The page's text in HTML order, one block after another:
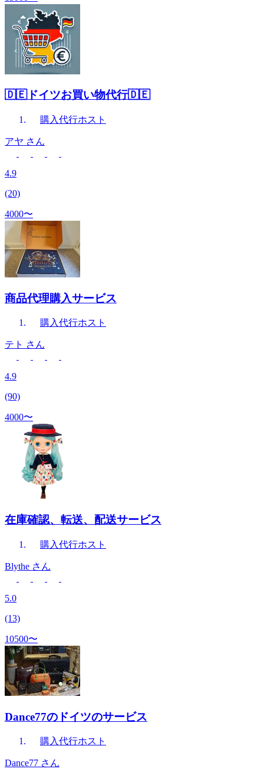
🇩🇪ドイツお買い物代行🇩🇪
購入代行ホスト
アヤ さん
4.9
(20)
4000〜
商品代理購入サービス
購入代行ホスト
テト さん
4.9
(90)
4000〜
在庫確認、転送、配送サービス
購入代行ホスト
Blythe さん
5.0
(13)
10500〜
Dance77のドイツのサービス
購入代行ホスト
Dance77 さん